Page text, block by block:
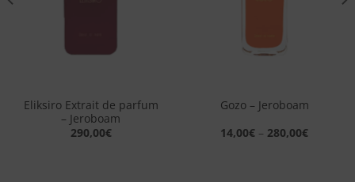
Eliksiro Extrait de parfum
– Jeroboam
290,00€
Gozo – Jeroboam
14,00€ – 280,00€